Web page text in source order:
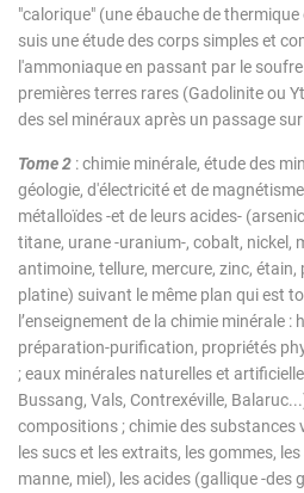
"calorique" (une ébauche de
suis une étude des corps simples et
l'ammoniaque en passant par le
premières terres rares (Gadolinite ou
des sel minéraux après un passage
Tome 2 : chimie minérale, étude des
géologie, d'électricité et de
métalloïdes -et de leurs acides-
titane, urane -uranium-, cobalt, nickel,
antimoine, tellure, mercure, zinc, étain,
platine) suivant le même plan qui est
l’enseignement de la chimie minérale
préparation-purification, propriétés
; eaux minérales naturelles et
Bussang, Vals, Contrexéville,
compositions ; chimie des substances
les sucs et les extraits, les gommes,
manne, miel), les acides (gallique -des